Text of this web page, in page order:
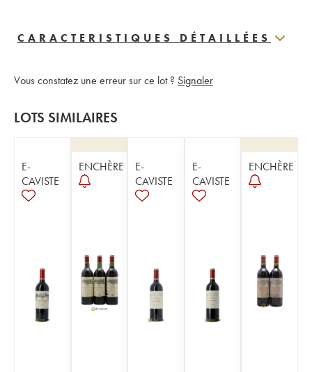
CARACTERISTIQUES DÉTAILLÉES
Vous constatez une erreur sur ce lot ? Signaler
LOTS SIMILAIRES
E-
CAVISTE
ENCHÈRE
E-
CAVISTE
E-
CAVISTE
ENCHÈRE